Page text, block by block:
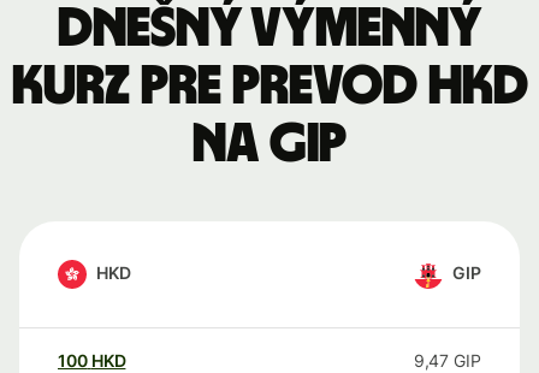
Dnešný výmenný
kurz pre prevod HKD
na GIP
HKD GIP
100 HKD 9,47 GIP